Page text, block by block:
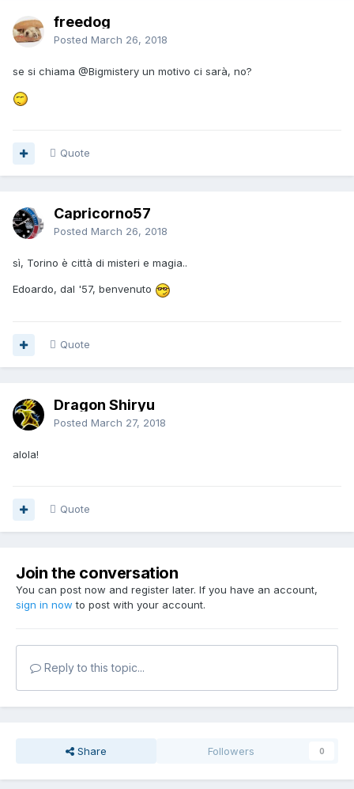
freedog
Posted March 26, 2018
se si chiama @Bigmistery un motivo ci sarà, no?
Quote
Capricorno57
Posted March 26, 2018
sì, Torino è città di misteri e magia..
Edoardo, dal '57, benvenuto
Quote
Dragon Shiryu
Posted March 27, 2018
alola!
Quote
Join the conversation
You can post now and register later. If you have an account,
sign in now to post with your account.
Reply to this topic...
Share Followers 0